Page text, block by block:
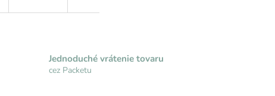
Jednoduché vrátenie tovaru
cez Packetu